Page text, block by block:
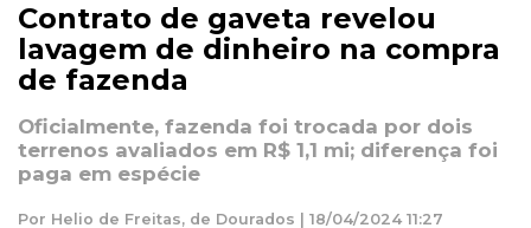
Contrato de gaveta revelou
lavagem de dinheiro na compra
de fazenda
Oficialmente, fazenda foi trocada por dois
terrenos avaliados em R$ 1,1 mi; diferença foi
paga em espécie
Por Helio de Freitas, de Dourados | 18/04/2024 11:27